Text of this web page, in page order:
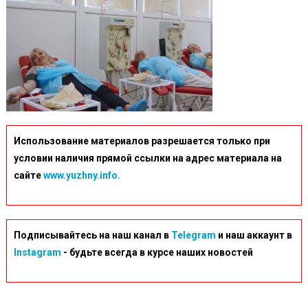
Использование материалов разрешается только при
условии наличия прямой ссылки на адрес материала на
сайтеwww.yuzhny.info.
Подписывайтесь на наш канал в Telegram и наш аккаунт в
Instagram - будьте всегда в курсе наших новостей